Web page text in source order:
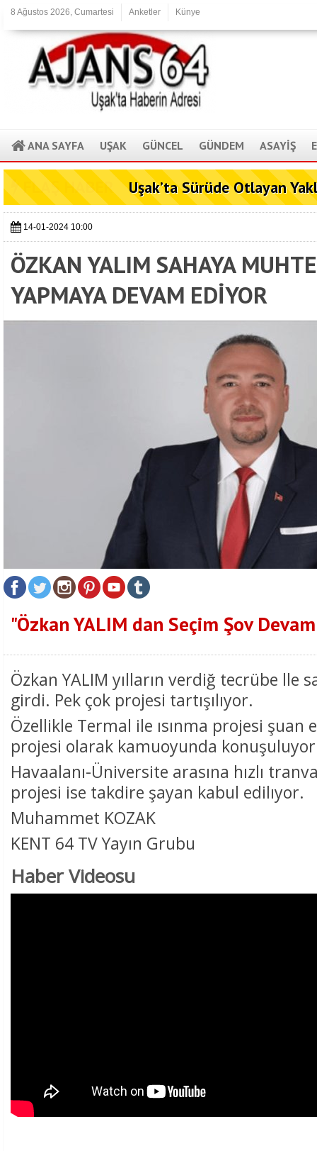
8 Ağustos 2026, Cumartesi Anketler Künye
ANA SAYFA UŞAK GÜNCEL GÜNDEM ASAYİŞ
FLAŞ HABER Uşak’ta Sürüde Otlayan
14-01-2024 10:00
ÖZKAN YALIM SAHAYA
YAPMAYA DEVAM EDİYOR
"Özkan YALIM dan Seçim Şov
Özkan YALIM yılların verdiğ tecrübe lle
girdi. Pek çok projesi tartışılıyor.
Özellikle Termal ile ısınma projesi şuan
projesi olarak kamuoyunda
Havaalanı-Üniversite arasına hızlı
projesi ise takdire şayan kabul edilıyor.
Muhammet KOZAK
KENT 64 TV Yayın Grubu
Haber Videosu